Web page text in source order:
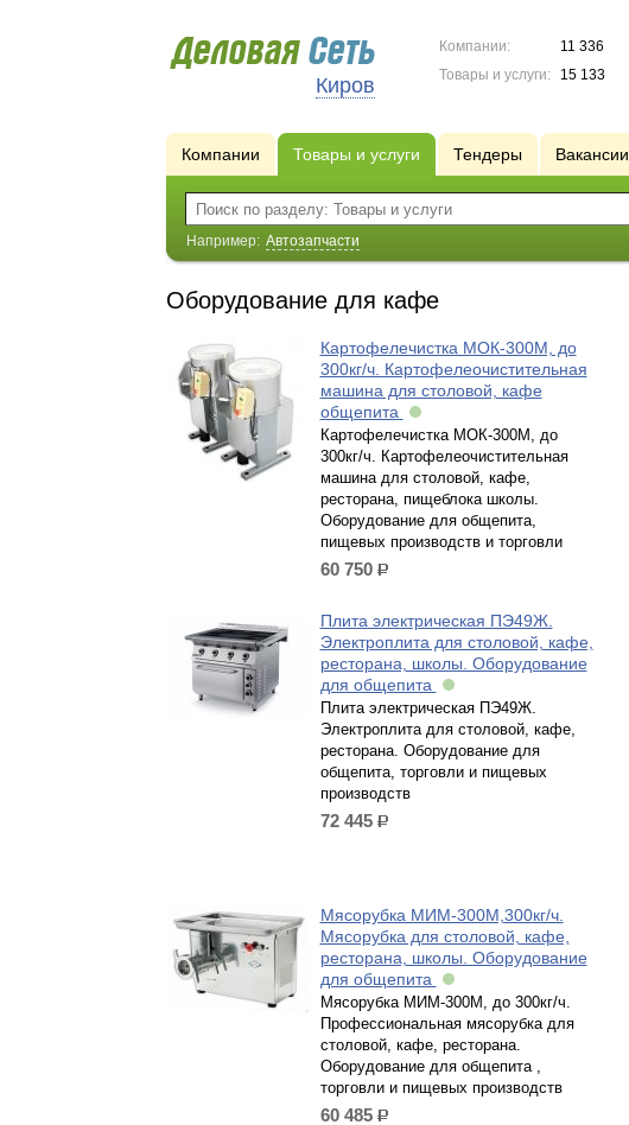
Киров
Компании:
11 336
Товары и услуги:
15 133
Компании Товары и услуги Тендеры Вакансии
Например: Автозапчасти
Оборудование для кафе
Картофелечистка МОК-300М, до
300кг/ч. Картофелеочистительная
машина для столовой, кафе
общепита
Картофелечистка МОК-300М, до
300кг/ч. Картофелеочистительная
машина для столовой, кафе,
ресторана, пищеблока школы.
Оборудование для общепита,
пищевых производств и торговли
60 750 р.
Плита электрическая ПЭ49Ж.
Электроплита для столовой, кафе,
ресторана, школы. Оборудование
для общепита
Плита электрическая ПЭ49Ж.
Электроплита для столовой, кафе,
ресторана. Оборудование для
общепита, торговли и пищевых
производств
72 445 р.
Мясорубка МИМ-300М,300кг/ч.
Мясорубка для столовой, кафе,
ресторана, школы. Оборудование
для общепита
Мясорубка МИМ-300М, до 300кг/ч.
Профессиональная мясорубка для
столовой, кафе, ресторана.
Оборудование для общепита ,
торговли и пищевых производств
60 485 р.